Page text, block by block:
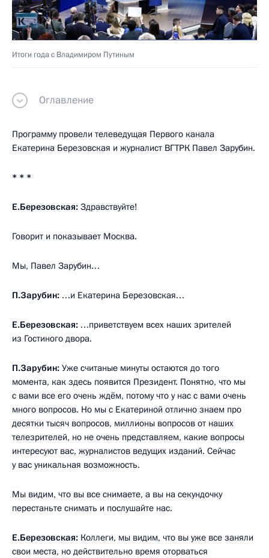
Итоги года с Владимиром Путиным
Оглавление
Программу провели телеведущая Первого канала
Екатерина Березовская и журналист ВГТРК Павел Зарубин.
* * *
Е.Березовская: Здравствуйте!
Говорит и показывает Москва.
Мы, Павел Зарубин…
П.Зарубин: …и Екатерина Березовская…
Е.Березовская: …приветствуем всех наших зрителей
из Гостиного двора.
П.Зарубин: Уже считаные минуты остаются до того
момента, как здесь появится Президент. Понятно, что мы
с вами все его очень ждём, потому что у нас с вами очень
много вопросов. Но мы с Екатериной отлично знаем про
десятки тысяч вопросов, миллионы вопросов от наших
телезрителей, но не очень представляем, какие вопросы
интересуют вас, журналистов ведущих изданий. Сейчас
у вас уникальная возможность.
Мы видим, что вы все снимаете, а вы на секундочку
перестаньте снимать и послушайте нас.
Е.Березовская: Коллеги, мы видим, что вы уже все заняли
свои места, но действительно время оторваться